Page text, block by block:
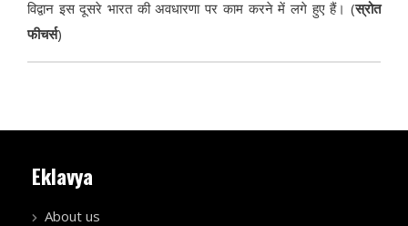
विद्वान इस दूसरे भारत की अवधारणा पर काम करने में लगे हुए हैं। (स्रोत
फीचर्स)
Eklavya
About us